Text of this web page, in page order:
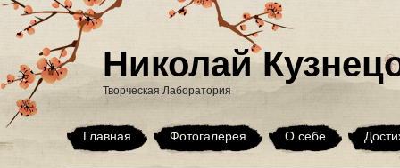
Николай
Творческая Лаборатория
Главная Фотогалерея О себе